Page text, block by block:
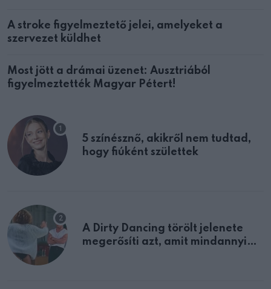
A stroke figyelmeztető jelei, amelyeket a
szervezet küldhet
Most jött a drámai üzenet: Ausztriából
figyelmeztették Magyar Pétert!
5 színésznő, akikről nem tudtad,
hogy fiúként születtek
A Dirty Dancing törölt jelenete
megerősíti azt, amit mindannyian